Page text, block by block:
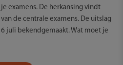
examens. De herkansing vindt
de centrale examens. De uitslag
juli bekendgemaakt. Wat moet je